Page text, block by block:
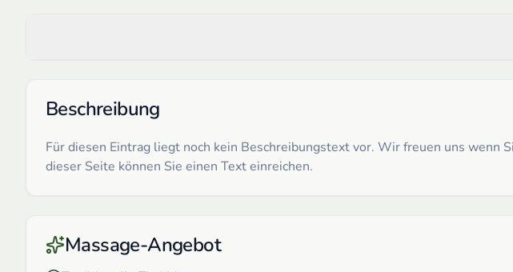
Beschreibung
Für diesen Eintrag liegt noch kein Beschreibungstext vor. Wir freuen uns wenn
dieser Seite können Sie einen Text einreichen.
Massage-Angebot